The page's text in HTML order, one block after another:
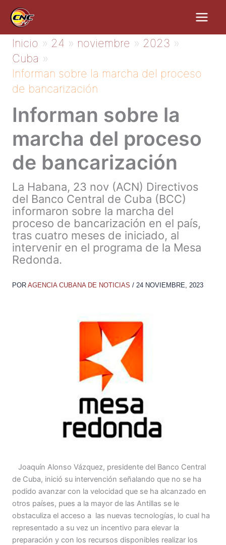
contenido
Inicio 24 noviembre
2023
Cuba
Informan sobre la marcha del proceso
de bancarización
Informan sobre la
marcha del proceso
de bancarización
La Habana, 23 nov (ACN) Directivos
del Banco Central de Cuba (BCC)
informaron sobre la marcha del
proceso de bancarización en el país,
tras cuatro meses de iniciado, al
intervenir en el programa de la Mesa
Redonda.
POR AGENCIA CUBANA DE NOTICIAS / 24 NOVIEMBRE, 2023
Joaquín Alonso Vázquez, presidente del Banco Central
de Cuba, inició su intervención señalando que no se ha
podido avanzar con la velocidad que se ha alcanzado en
otros países, pues a la mayor de las Antillas se le
obstaculiza el acceso a las nuevas tecnologías, lo cual ha
representado a su vez un incentivo para elevar la
preparación y con los recursos disponibles realizar los